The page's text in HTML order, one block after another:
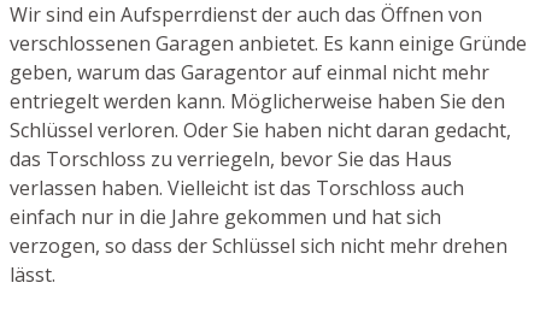
Wir sind ein Aufsperrdienst der auch das Öffnen von
verschlossenen Garagen anbietet. Es kann einige Gründe
geben, warum das Garagentor auf einmal nicht mehr
entriegelt werden kann. Möglicherweise haben Sie den
Schlüssel verloren. Oder Sie haben nicht daran gedacht,
das Torschloss zu verriegeln, bevor Sie das Haus
verlassen haben. Vielleicht ist das Torschloss auch
einfach nur in die Jahre gekommen und hat sich
verzogen, so dass der Schlüssel sich nicht mehr drehen
lässt.